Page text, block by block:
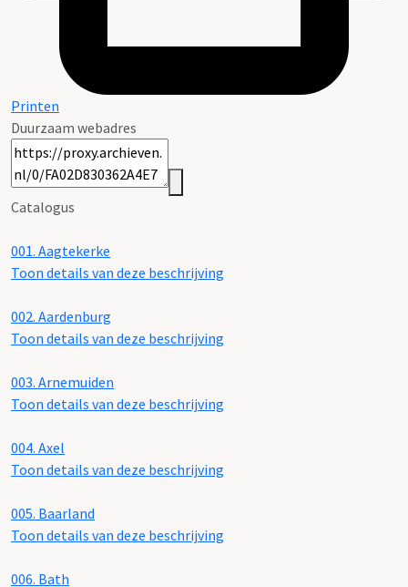
Printen
Duurzaam webadres
Catalogus
001. Aagtekerke
Toon details van deze beschrijving
002. Aardenburg
Toon details van deze beschrijving
003. Arnemuiden
Toon details van deze beschrijving
004. Axel
Toon details van deze beschrijving
005. Baarland
Toon details van deze beschrijving
006. Bath